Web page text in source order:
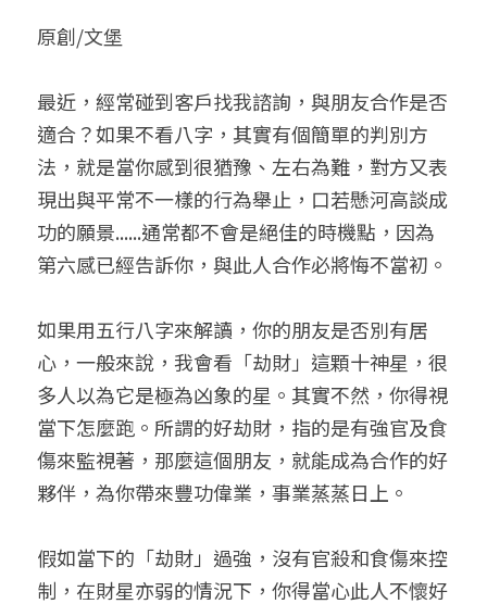
臉書生活
線上直播
八字中階班
五人實戰班
五行計算初階班
五行計算高階班
團隊訓練營
科學八字推理PDF
小兒命名
科學八字推理2
科學八字輕鬆學
輕鬆學會科學八字推理
批命預約
上課預約
常見問題
FB粉絲頁
登錄/
搜索
繁體中文
繁體中文
0938617837
support@p8zicourse.com
五行八字線上班
原創/文堡
最近，經常碰到客戶找我諮詢，與朋友合作是否
適合？如果不看八字，其實有個簡單的判別方
法，就是當你感到很猶豫、左右為難，對方又表
現出與平常不一樣的行為舉止，口若懸河高談成
功的願景......通常都不會是絕佳的時機點，因為
第六感已經告訴你，與此人合作必將悔不當初。
如果用五行八字來解讀，你的朋友是否別有居
心，一般來說，我會看「劫財」這顆十神星，很
多人以為它是極為凶象的星。其實不然，你得視
當下怎麼跑。所謂的好劫財，指的是有強官及食
傷來監視著，那麼這個朋友，就能成為合作的好
夥伴，為你帶來豐功偉業，事業蒸蒸日上。
假如當下的「劫財」過強，沒有官殺和食傷來控
制，在財星亦弱的情況下，你得當心此人不懷好